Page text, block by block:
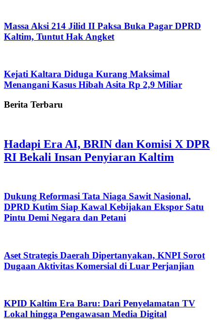
Massa Aksi 214 Jilid II Paksa Buka Pagar DPRD
Kaltim, Tuntut Hak Angket
Kejati Kaltara Diduga Kurang Maksimal
Menangani Kasus Hibah Asita Rp 2,9 Miliar
Berita Terbaru
Hadapi Era AI, BRIN dan Komisi X DPR
RI Bekali Insan Penyiaran Kaltim
Dukung Reformasi Tata Niaga Sawit Nasional,
DPRD Kutim Siap Kawal Kebijakan Ekspor Satu
Pintu Demi Negara dan Petani
Aset Strategis Daerah Dipertanyakan, KNPI Sorot
Dugaan Aktivitas Komersial di Luar Perjanjian
KPID Kaltim Era Baru: Dari Penyelamatan TV
Lokal hingga Pengawasan Media Digital